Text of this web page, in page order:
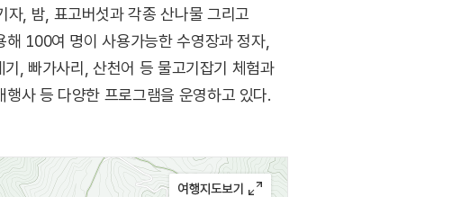
, 밤, 표고버섯과 각종 산나물 그리고
100여 명이 사용가능한 수영장과 정자,
, 빠가사리, 산천어 등 물고기잡기 체험과
사 등 다양한 프로그램을 운영하고 있다.